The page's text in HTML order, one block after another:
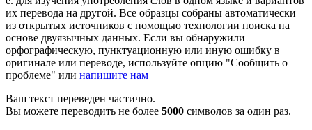
их перевода на другой. Все образцы собраны автоматически
из открытых источников с помощью технологии поиска на
основе двуязычных данных. Если вы обнаружили
орфографическую, пунктуационную или иную ошибку в
оригинале или переводе, используйте опцию "Сообщить о
проблеме" или напишите нам
Ваш текст переведен частично.
Вы можете переводить не более 5000 символов за один раз.